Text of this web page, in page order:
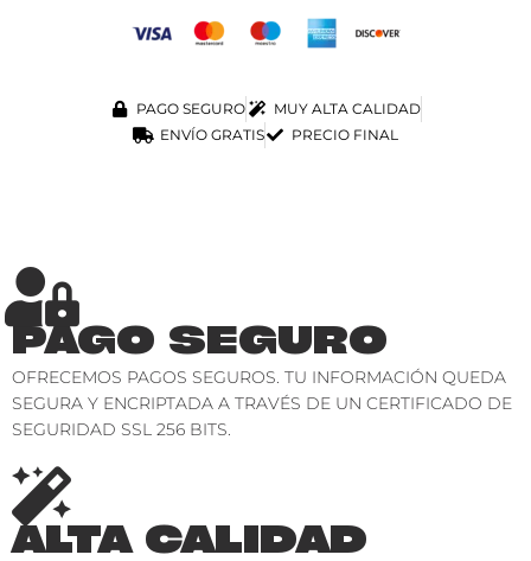
PAGO SEGURO
MUY ALTA CALIDAD
ENVÍO GRATIS
PRECIO FINAL
PAGO SEGURO
OFRECEMOS PAGOS SEGUROS. TU INFORMACIÓN QUEDA
SEGURA Y ENCRIPTADA A TRAVÉS DE UN CERTIFICADO DE
SEGURIDAD SSL 256 BITS.
ALTA CALIDAD